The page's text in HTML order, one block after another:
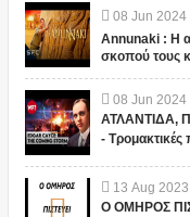
08 Jun 2024
Annunaki : Η
σκοπού τους
08 Jun 2024
ΑΤΛΑΝΤΙΔΑ,
-
13 Aug 2023
Ο ΟΜΗΡΟΣ